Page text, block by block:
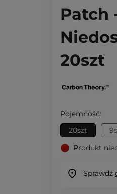
Patch
20szt
Pojemność:
20szt
Produkt
Sprawdź